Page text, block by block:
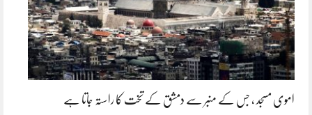
اموی مسجد ، جس کے منبر سے دمشق کے تخت کا راستہ جاتا ہے